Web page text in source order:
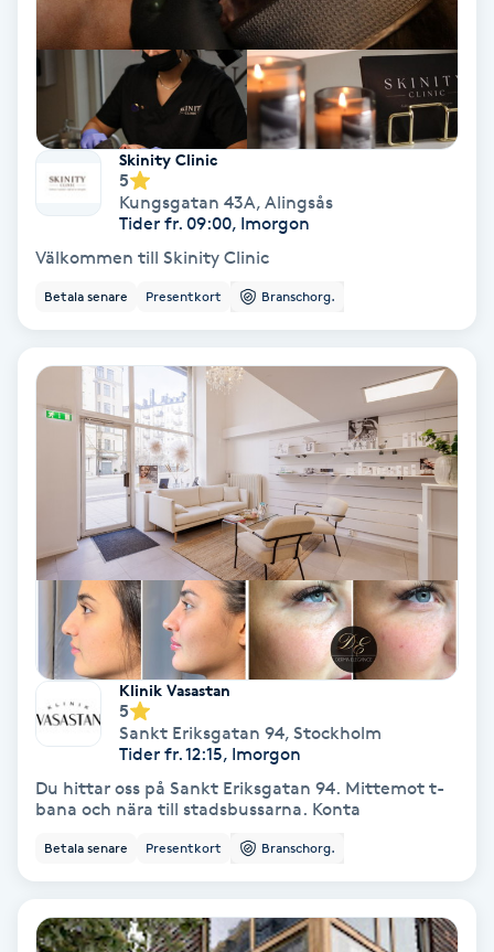
Enzympeeling
Extensions
Extensions borttagning
Eyeliner-tatuering
Face framing
Fet hårbotten
Fettreducering
Fibromassage
Fotmassage
Fotsvamp
Fotvård
Fransar
Fransborttagning
Skinity Clinic
5
Kungsgatan 43A, Alingsås
Tider fr. 09:00, Imorgon
Välkommen till Skinity Clinic
Betala senare Presentkort Branschorg.
Klinik Vasastan
5
Sankt Eriksgatan 94, Stockholm
Tider fr. 12:15, Imorgon
Du hittar oss på Sankt Eriksgatan 94. Mittemot t-
bana och nära till stadsbussarna. Konta
Betala senare Presentkort Branschorg.